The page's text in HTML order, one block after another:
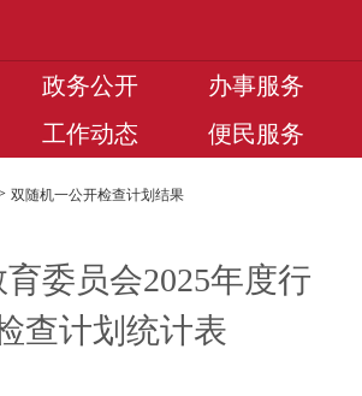
政务公开
办事服务
工作动态 便民服务
双随机一公开检查计划结果
委员会2025年度行
查计划统计表